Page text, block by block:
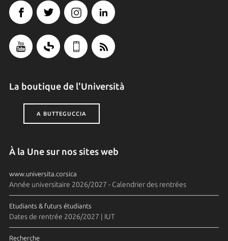
La boutique de l'Università
A BUTTEGUCCIA
À la Une sur nos sites web
www.universita.corsica
Année universitaire 2026/2027 - Calendrier des rentrées
Etudiants & futurs étudiants
Dates de rentrée 2026/2027 | IUT
Recherche